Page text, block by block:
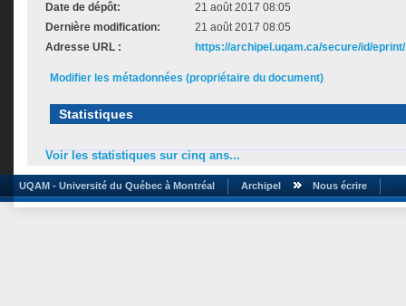
Date de dépôt:
21 août 2017 08:05
Dernière modification:
21 août 2017 08:05
Adresse URL :
https://archipel.uqam.ca/secure/id/
Modifier les métadonnées (propriétaire du document)
Statistiques
Voir les statistiques sur cinq ans...
UQAM - Université du Québec à Montréal Archipel Nous écrire